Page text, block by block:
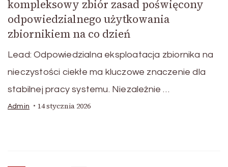
kompleksowy zbiór zasad poświęcony
odpowiedzialnego użytkowania
zbiornikiem na co dzień
Lead: Odpowiedzialna eksploatacja zbiornika na
nieczystości ciekłe ma kluczowe znaczenie dla
stabilnej pracy systemu. Niezależnie …
Admin 14 stycznia 2026